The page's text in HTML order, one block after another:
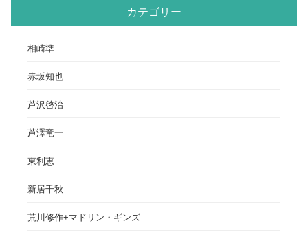
カテゴリー
相崎準
赤坂知也
芦沢啓治
芦澤竜一
東利恵
新居千秋
荒川修作+マドリン・ギンズ